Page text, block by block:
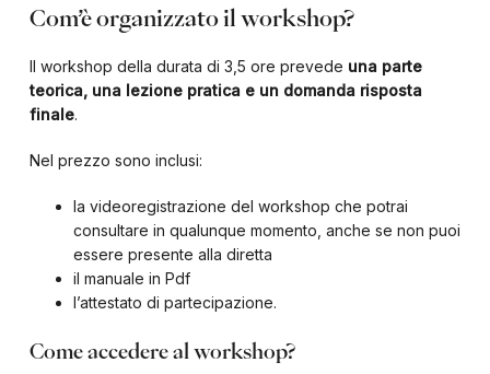
Com’è organizzato il workshop?
Il workshop della durata di 3,5 ore prevede una parte
teorica, una lezione pratica e un domanda risposta
finale.
Nel prezzo sono inclusi:
la videoregistrazione del workshop che potrai
consultare in qualunque momento, anche se non puoi
essere presente alla diretta
il manuale in Pdf
l’attestato di partecipazione.
Come accedere al workshop?